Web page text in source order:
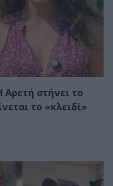
Αρετή στήνει το
το «κλειδί»